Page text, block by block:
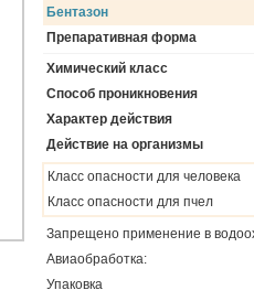
Бентазон
Препаративная форма
Химический класс
Способ проникновения
Характер действия
Действие на организмы
Класс опасности для человека
Класс опасности для пчел
Запрещено применение в
Авиаобработка:
Упаковка